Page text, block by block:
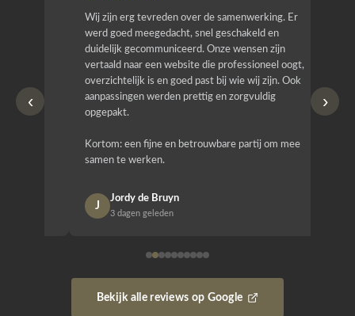
‹
Wij zijn erg tevreden over de samenwerking. Er
werd goed meegedacht, snel geschakeld en
duidelijk gecommuniceerd. Onze wensen zijn
vertaald naar een website die professioneel oogt,
overzichtelijk is en goed past bij wie wij zijn. Ook
aanpassingen werden prettig en zorgvuldig
opgepakt.
Kortom: een fijne en betrouwbare partij om mee
samen te werken.
Jordy de Bruyn
3 dagen geleden
›
Bekijk alle reviews op Google